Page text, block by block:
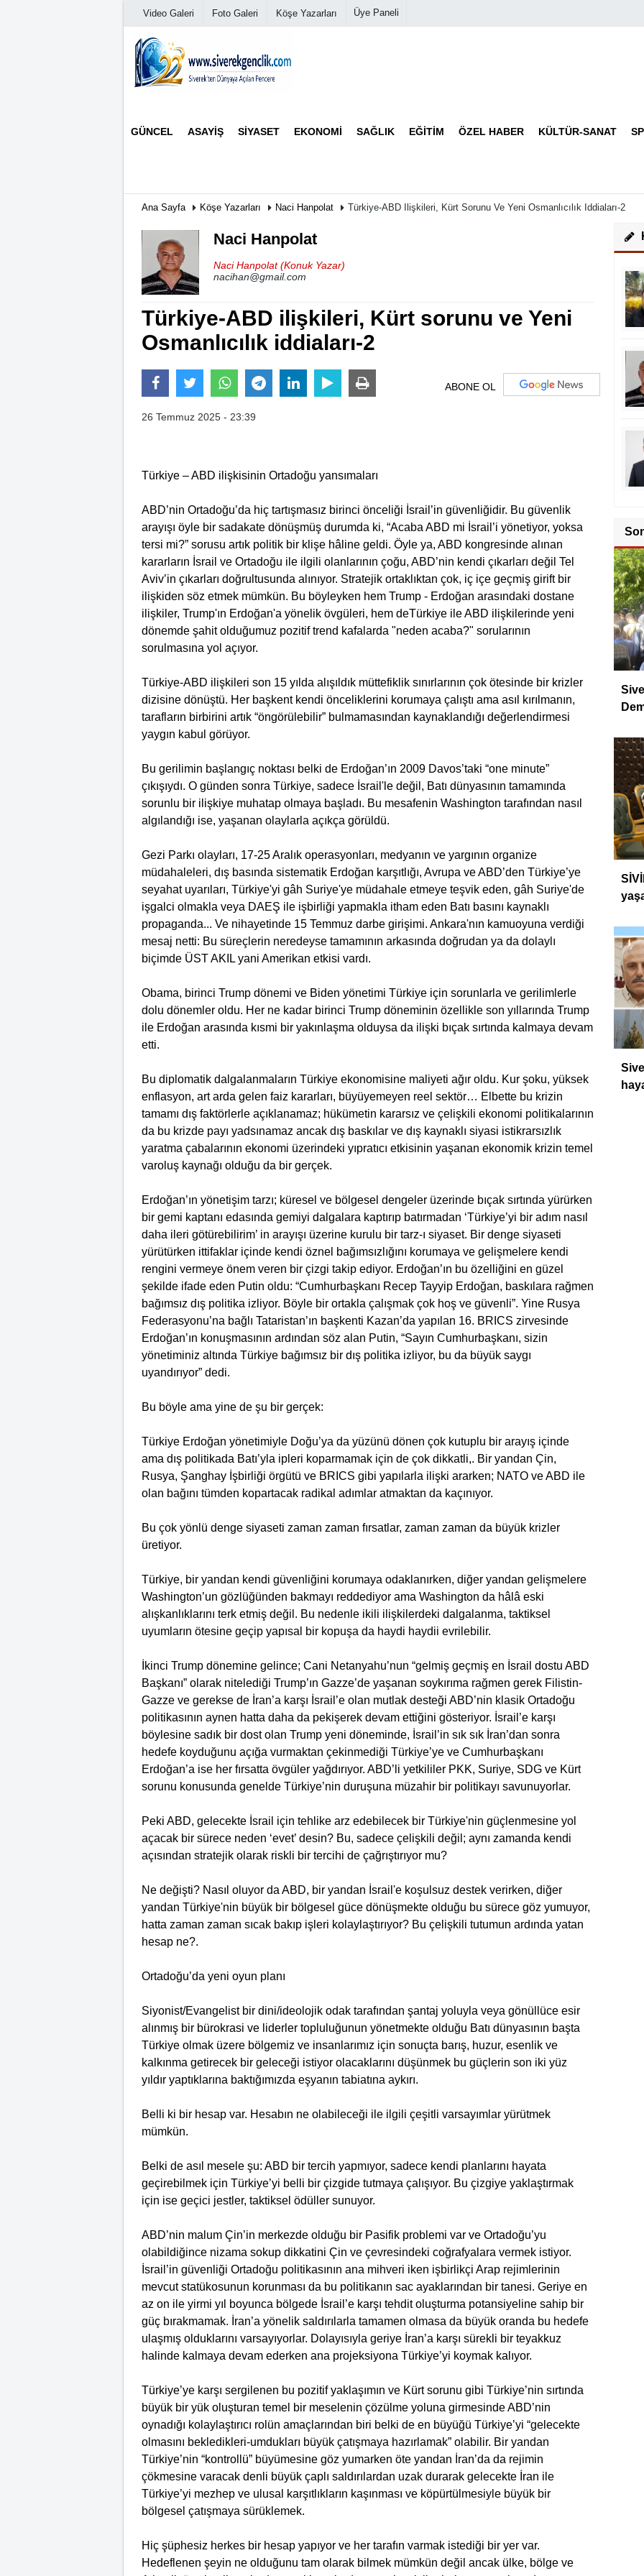
Video Galeri Foto Galeri Köşe Yazarları Üye Paneli
GÜNCEL ASAYIŞ SIYASET EKONOMI SAĞLIK EĞITIM ÖZEL HABER KÜLTÜR-SANAT
Haber Arşivi
Video Galeri
Ana Sayfa Köşe Yazarları Naci Hanpolat Türkiye-ABD Ilişkileri, Kürt Sorunu Ve Yeni Osmanlıcılık Iddiaları-2
Naci Hanpolat
Naci Hanpolat (Konuk Yazar)
nacihan@gmail.com
Türkiye-ABD ilişkileri, Kürt sorunu ve Yeni
Osmanlıcılık iddiaları-2
ABONE OL
26 Temmuz 2025 - 23:39
Türkiye – ABD ilişkisinin Ortadoğu yansımaları
ABD’nin Ortadoğu’da hiç tartışmasız birinci önceliği İsrail’in güvenliğidir. Bu güvenlik
arayışı öyle bir sadakate dönüşmüş durumda ki, “Acaba ABD mi İsrail’i yönetiyor, yoksa
tersi mi?” sorusu artık politik bir klişe hâline geldi. Öyle ya, ABD kongresinde alınan
kararların İsrail ve Ortadoğu ile ilgili olanlarının çoğu, ABD’nin kendi çıkarları değil Tel
Aviv’in çıkarları doğrultusunda alınıyor. Stratejik ortaklıktan çok, iç içe geçmiş girift bir
ilişkiden söz etmek mümkün. Bu böyleyken hem Trump - Erdoğan arasındaki dostane
ilişkiler, Trump'ın Erdoğan'a yönelik övgüleri, hem deTürkiye ile ABD ilişkilerinde yeni
dönemde şahit olduğumuz pozitif trend kafalarda "neden acaba?" sorularının
sorulmasına yol açıyor.
Türkiye-ABD ilişkileri son 15 yılda alışıldık müttefiklik sınırlarının çok ötesinde bir krizler
dizisine dönüştü. Her başkent kendi önceliklerini korumaya çalıştı ama asıl kırılmanın,
tarafların birbirini artık “öngörülebilir” bulmamasından kaynaklandığı değerlendirmesi
yaygın kabul görüyor.
Bu gerilimin başlangıç noktası belki de Erdoğan’ın 2009 Davos’taki “one minute”
çıkışıydı. O günden sonra Türkiye, sadece İsrail'le değil, Batı dünyasının tamamında
sorunlu bir ilişkiye muhatap olmaya başladı. Bu mesafenin Washington tarafından nasıl
algılandığı ise, yaşanan olaylarla açıkça görüldü.
Gezi Parkı olayları, 17-25 Aralık operasyonları, medyanın ve yargının organize
müdahaleleri, dış basında sistematik Erdoğan karşıtlığı, Avrupa ve ABD’den Türkiye’ye
seyahat uyarıları, Türkiye'yi gâh Suriye'ye müdahale etmeye teşvik eden, gâh Suriye'de
işgalci olmakla veya DAEŞ ile işbirliği yapmakla itham eden Batı basını kaynaklı
propaganda... Ve nihayetinde 15 Temmuz darbe girişimi. Ankara'nın kamuoyuna verdiği
mesaj netti: Bu süreçlerin neredeyse tamamının arkasında doğrudan ya da dolaylı
biçimde ÜST AKIL yani Amerikan etkisi vardı.
Obama, birinci Trump dönemi ve Biden yönetimi Türkiye için sorunlarla ve gerilimlerle
dolu dönemler oldu. Her ne kadar birinci Trump döneminin özellikle son yıllarında Trump
ile Erdoğan arasında kısmi bir yakınlaşma olduysa da ilişki bıçak sırtında kalmaya devam
etti.
Bu diplomatik dalgalanmaların Türkiye ekonomisine maliyeti ağır oldu. Kur şoku, yüksek
enflasyon, art arda gelen faiz kararları, büyüyemeyen reel sektör… Elbette bu krizin
tamamı dış faktörlerle açıklanamaz; hükümetin kararsız ve çelişkili ekonomi politikalarının
da bu krizde payı yadsınamaz ancak dış baskılar ve dış kaynaklı siyasi istikrarsızlık
yaratma çabalarının ekonomi üzerindeki yıpratıcı etkisinin yaşanan ekonomik krizin temel
varoluş kaynağı olduğu da bir gerçek.
Erdoğan’ın yönetişim tarzı; küresel ve bölgesel dengeler üzerinde bıçak sırtında yürürken
bir gemi kaptanı edasında gemiyi dalgalara kaptırıp batırmadan ‘Türkiye’yi bir adım nasıl
daha ileri götürebilirim’ in arayışı üzerine kurulu bir tarz-ı siyaset. Bir denge siyaseti
yürütürken ittifaklar içinde kendi öznel bağımsızlığını korumaya ve gelişmelere kendi
rengini vermeye önem veren bir çizgi takip ediyor. Erdoğan’ın bu özelliğini en güzel
şekilde ifade eden Putin oldu: “Cumhurbaşkanı Recep Tayyip Erdoğan, baskılara rağmen
bağımsız dış politika izliyor. Böyle bir ortakla çalışmak çok hoş ve güvenli”. Yine Rusya
Federasyonu’na bağlı Tataristan’ın başkenti Kazan’da yapılan 16. BRICS zirvesinde
Erdoğan’ın konuşmasının ardından söz alan Putin, “Sayın Cumhurbaşkanı, sizin
yönetiminiz altında Türkiye bağımsız bir dış politika izliyor, bu da büyük saygı
uyandırıyor” dedi.
Bu böyle ama yine de şu bir gerçek:
Türkiye Erdoğan yönetimiyle Doğu’ya da yüzünü dönen çok kutuplu bir arayış içinde
ama dış politikada Batı’yla ipleri koparmamak için de çok dikkatli,. Bir yandan Çin,
Rusya, Şanghay İşbirliği örgütü ve BRICS gibi yapılarla ilişki ararken; NATO ve ABD ile
olan bağını tümden kopartacak radikal adımlar atmaktan da kaçınıyor.
Bu çok yönlü denge siyaseti zaman zaman fırsatlar, zaman zaman da büyük krizler
üretiyor.
Türkiye, bir yandan kendi güvenliğini korumaya odaklanırken, diğer yandan gelişmelere
Washington’un gözlüğünden bakmayı reddediyor ama Washington da hâlâ eski
alışkanlıklarını terk etmiş değil. Bu nedenle ikili ilişkilerdeki dalgalanma, taktiksel
uyumların ötesine geçip yapısal bir kopuşa da haydi haydii evrilebilir.
İkinci Trump dönemine gelince; Cani Netanyahu’nun “gelmiş geçmiş en İsrail dostu ABD
Başkanı” olarak nitelediği Trump’ın Gazze’de yaşanan soykırıma rağmen gerek Filistin-
Gazze ve gerekse de İran’a karşı İsrail’e olan mutlak desteği ABD’nin klasik Ortadoğu
politikasının aynen hatta daha da pekişerek devam ettiğini gösteriyor. İsrail’e karşı
böylesine sadık bir dost olan Trump yeni döneminde, İsrail’in sık sık İran’dan sonra
hedefe koyduğunu açığa vurmaktan çekinmediği Türkiye’ye ve Cumhurbaşkanı
Erdoğan’a ise her fırsatta övgüler yağdırıyor. ABD’li yetkililer PKK, Suriye, SDG ve Kürt
sorunu konusunda genelde Türkiye’nin duruşuna müzahir bir politikayı savunuyorlar.
Peki ABD, gelecekte İsrail için tehlike arz edebilecek bir Türkiye'nin güçlenmesine yol
açacak bir sürece neden ‘evet’ desin? Bu, sadece çelişkili değil; aynı zamanda kendi
açısından stratejik olarak riskli bir tercihi de çağrıştırıyor mu?
Ne değişti? Nasıl oluyor da ABD, bir yandan İsrail'e koşulsuz destek verirken, diğer
yandan Türkiye'nin büyük bir bölgesel güce dönüşmekte olduğu bu sürece göz yumuyor,
hatta zaman zaman sıcak bakıp işleri kolaylaştırıyor? Bu çelişkili tutumun ardında yatan
hesap ne?.
Ortadoğu’da yeni oyun planı
Siyonist/Evangelist bir dini/ideolojik odak tarafından şantaj yoluyla veya gönüllüce esir
alınmış bir bürokrasi ve liderler topluluğunun yönetmekte olduğu Batı dünyasının başta
Türkiye olmak üzere bölgemiz ve insanlarımız için sonuçta barış, huzur, esenlik ve
kalkınma getirecek bir geleceği istiyor olacaklarını düşünmek bu güçlerin son iki yüz
yıldır yaptıklarına baktığımızda eşyanın tabiatına aykırı.
Belli ki bir hesap var. Hesabın ne olabileceği ile ilgili çeşitli varsayımlar yürütmek
mümkün.
Belki de asıl mesele şu: ABD bir tercih yapmıyor, sadece kendi planlarını hayata
geçirebilmek için Türkiye’yi belli bir çizgide tutmaya çalışıyor. Bu çizgiye yaklaştırmak
için ise geçici jestler, taktiksel ödüller sunuyor.
ABD’nin malum Çin’in merkezde olduğu bir Pasifik problemi var ve Ortadoğu’yu
olabildiğince nizama sokup dikkatini Çin ve çevresindeki coğrafyalara vermek istiyor.
İsrail’in güvenliği Ortadoğu politikasının ana mihveri iken işbirlikçi Arap rejimlerinin
mevcut statükosunun korunması da bu politikanın sac ayaklarından bir tanesi. Geriye en
az on ile yirmi yıl boyunca bölgede İsrail’e karşı tehdit oluşturma potansiyeline sahip bir
güç bırakmamak. İran’a yönelik saldırılarla tamamen olmasa da büyük oranda bu hedefe
ulaşmış olduklarını varsayıyorlar. Dolayısıyla geriye İran’a karşı sürekli bir teyakkuz
halinde kalmaya devam ederken ana projeksiyona Türkiye’yi koymak kalıyor.
Türkiye’ye karşı sergilenen bu pozitif yaklaşımın ve Kürt sorunu gibi Türkiye’nin sırtında
büyük bir yük oluşturan temel bir meselenin çözülme yoluna girmesinde ABD’nin
oynadığı kolaylaştırıcı rolün amaçlarından biri belki de en büyüğü Türkiye’yi “gelecekte
olmasını bekledikleri-umdukları büyük çatışmaya hazırlamak” olabilir. Bir yandan
Türkiye’nin “kontrollü” büyümesine göz yumarken öte yandan İran’da da rejimin
çökmesine varacak denli büyük çaplı saldırılardan uzak durarak gelecekte İran ile
Türkiye’yi mezhep ve ulusal karşıtlıkların kaşınması ve köpürtülmesiyle büyük bir
bölgesel çatışmaya sürüklemek.
Hiç şüphesiz herkes bir hesap yapıyor ve her tarafın varmak istediği bir yer var.
Hedeflenen şeyin ne olduğunu tam olarak bilmek mümkün değil ancak ülke, bölge ve